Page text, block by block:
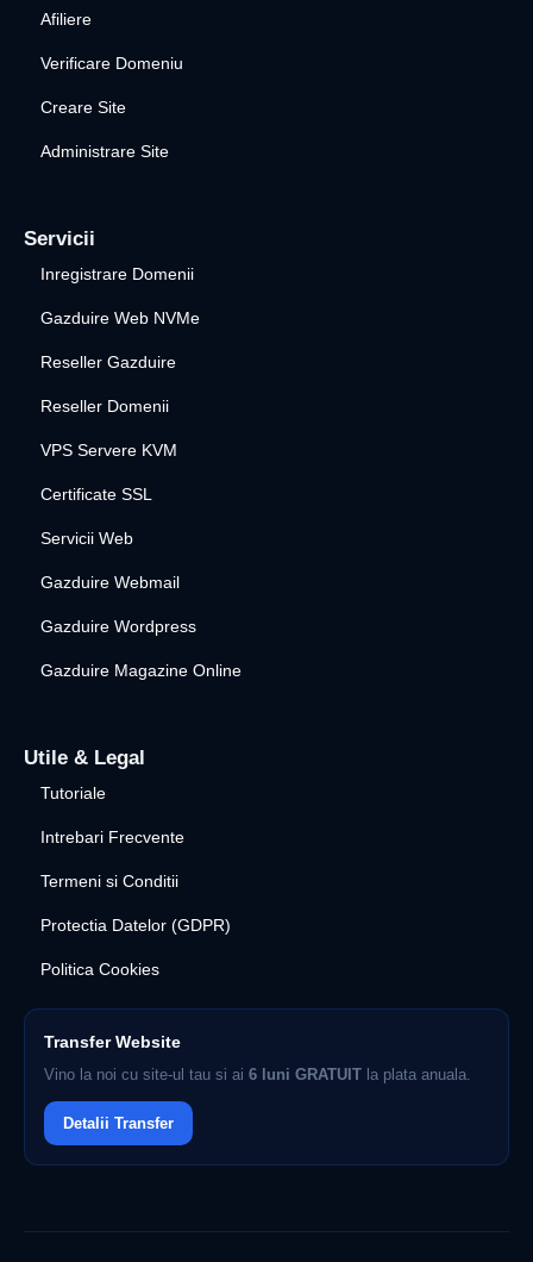
Afiliere
Verificare Domeniu
Creare Site
Administrare Site
Servicii
Inregistrare Domenii
Gazduire Web NVMe
Reseller Gazduire
Reseller Domenii
VPS Servere KVM
Certificate SSL
Servicii Web
Gazduire Webmail
Gazduire Wordpress
Gazduire Magazine Online
Utile & Legal
Tutoriale
Intrebari Frecvente
Termeni si Conditii
Protectia Datelor (GDPR)
Politica Cookies
Transfer Website
Vino la noi cu site-ul tau si ai 6 luni GRATUIT la plata anuala.
Detalii Transfer